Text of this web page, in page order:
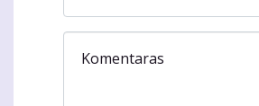
Komentaras